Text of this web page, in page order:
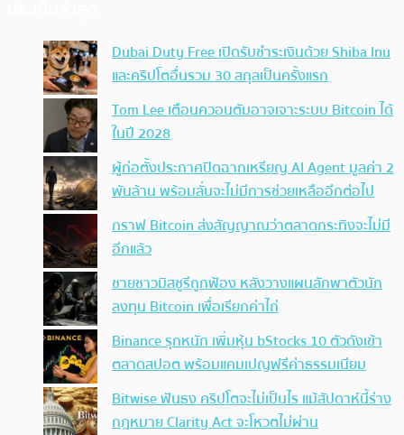
Dubai Duty Free เปิดรับชำระเงินด้วย Shiba Inu
และคริปโตอื่นรวม 30 สกุลเป็นครั้งแรก
Tom Lee เตือนควอนตัมอาจเจาะระบบ Bitcoin ได้
ในปี 2028
ผู้ก่อตั้งประกาศปิดฉากเหรียญ AI Agent มูลค่า 2
พันล้าน พร้อมลั่นจะไม่มีการช่วยเหลืออีกต่อไป
กราฟ Bitcoin ส่งสัญญาณว่าตลาดกระทิงจะไม่มี
อีกแล้ว
ชายชาวมิสซูรีถูกฟ้อง หลังวางแผนลักพาตัวนัก
ลงทุน Bitcoin เพื่อเรียกค่าไถ่
Binance รุกหนัก เพิ่มหุ้น bStocks 10 ตัวดังเข้า
ตลาดสปอต พร้อมแคมเปญฟรีค่าธรรมเนียม
Bitwise ฟันธง คริปโตจะไม่เป็นไร แม้สัปดาห์นี้ร่าง
กฎหมาย Clarity Act จะโหวตไม่ผ่าน